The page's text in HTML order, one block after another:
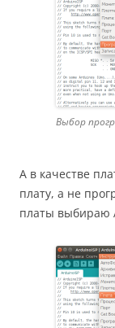
Выбор
А в качестве
плату, а не
платы выбираю